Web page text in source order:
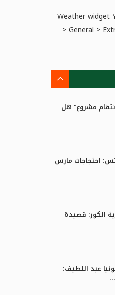
Weather widget
> General >
مشروع” هل
احتجاجات مارس
الكور: قصيدة
عبد اللطيف: